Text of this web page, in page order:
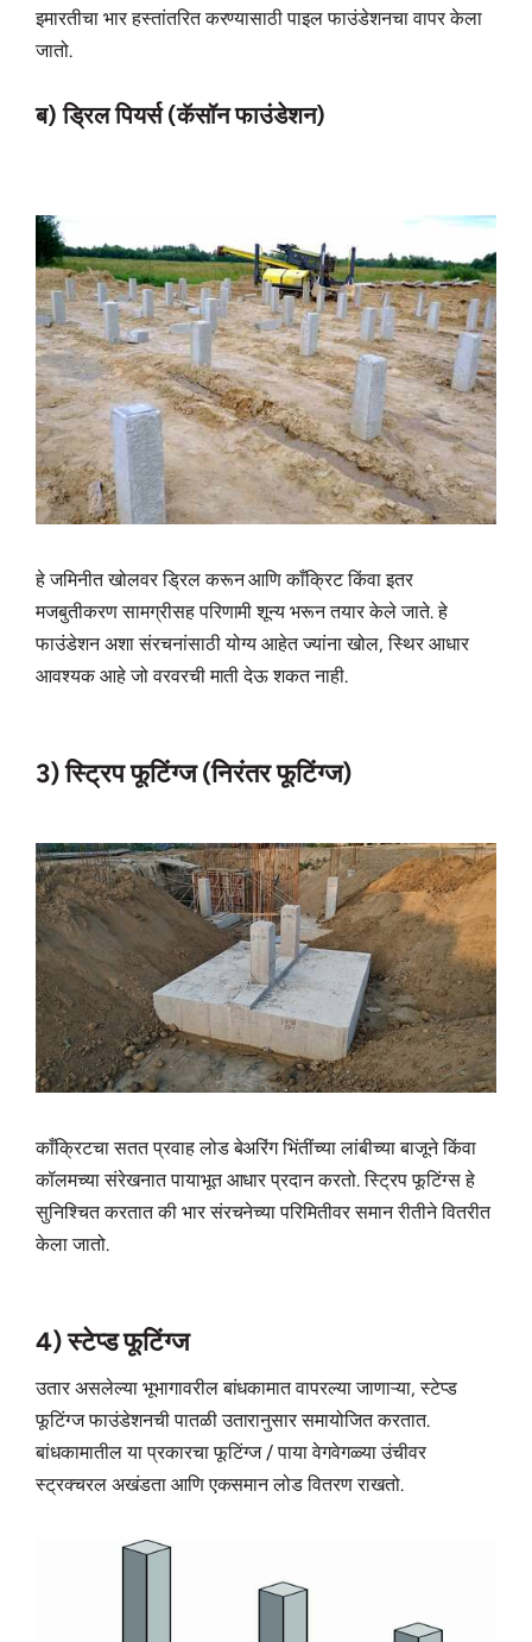
इमारतीचा भार हस्तांतरित करण्यासाठी पाइल फाउंडेशनचा वापर केला
जातो.
ब) ड्रिल पियर्स (कॅसॉन फाउंडेशन)
हे जमिनीत खोलवर ड्रिल करून आणि काँक्रिट किंवा इतर
मजबुतीकरण सामग्रीसह परिणामी शून्य भरून तयार केले जाते. हे
फाउंडेशन अशा संरचनांसाठी योग्य आहेत ज्यांना खोल, स्थिर आधार
आवश्यक आहे जो वरवरची माती देऊ शकत नाही.
3) स्ट्रिप फूटिंग्ज (निरंतर फूटिंग्ज)
काँक्रिटचा सतत प्रवाह लोड बेअरिंग भिंतींच्या लांबीच्या बाजूने किंवा
कॉलमच्या संरेखनात पायाभूत आधार प्रदान करतो. स्ट्रिप फूटिंग्स हे
सुनिश्चित करतात की भार संरचनेच्या परिमितीवर समान रीतीने वितरीत
केला जातो.
4) स्टेप्ड फूटिंग्ज
उतार असलेल्या भूभागावरील बांधकामात वापरल्या जाणाऱ्या, स्टेप्ड
फूटिंग्ज फाउंडेशनची पातळी उतारानुसार समायोजित करतात.
बांधकामातील या प्रकारचा फूटिंग्ज / पाया वेगवेगळ्या उंचीवर
स्ट्रक्चरल अखंडता आणि एकसमान लोड वितरण राखतो.